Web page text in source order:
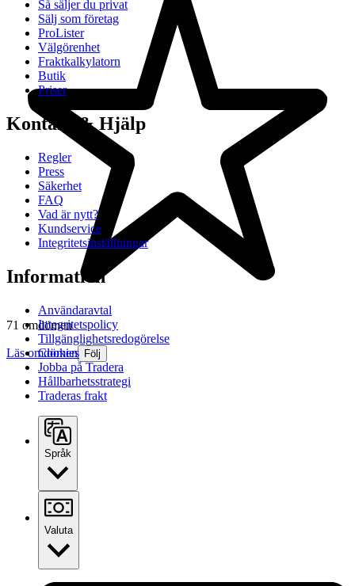
71 omdömen
Läs omdömen Följ
Så säljer du privat
Sälj som företag
ProLister
Välgörenhet
Fraktkalkylatorn
Butik
Priser
Kontakt & Hjälp
Regler
Press
Säkerhet
FAQ
Vad är nytt?
Kundservice
Integritetsinställningar
Information
Användaravtal
Integritetspolicy
Tillgänglighetsredogörelse
Cookies
Jobba på Tradera
Hållbarhetsstrategi
Traderas frakt
Språk
Valuta